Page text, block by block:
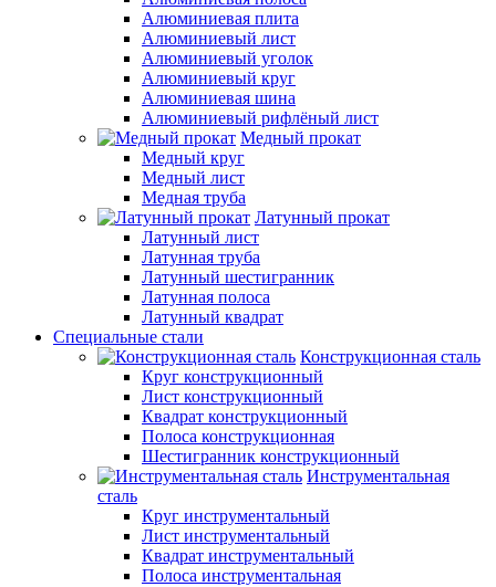
Алюминиевая плита
Алюминиевый лист
Алюминиевый уголок
Алюминиевый круг
Алюминиевая шина
Алюминиевый рифлёный лист
Медный прокат
Медный круг
Медный лист
Медная труба
Латунный прокат
Латунный лист
Латунная труба
Латунный шестигранник
Латунная полоса
Латунный квадрат
Специальные стали
Конструкционная сталь
Круг конструкционный
Лист конструкционный
Квадрат конструкционный
Полоса конструкционная
Шестигранник конструкционный
Инструментальная
сталь
Круг инструментальный
Лист инструментальный
Квадрат инструментальный
Полоса инструментальная